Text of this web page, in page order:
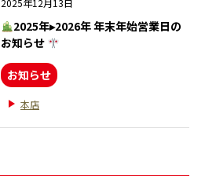
2025年12月13日
2025年▸2026年 年末年始営業日の
お知らせ
お知らせ
本店